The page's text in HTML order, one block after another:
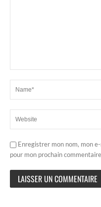
Enregistrer mon nom, mon
pour mon prochain